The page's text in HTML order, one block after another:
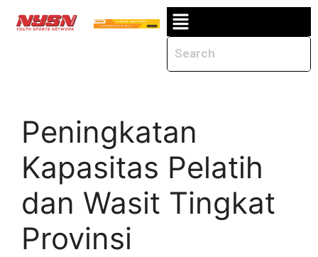
Peningkatan
Kapasitas Pelatih
dan Wasit Tingkat
Provinsi